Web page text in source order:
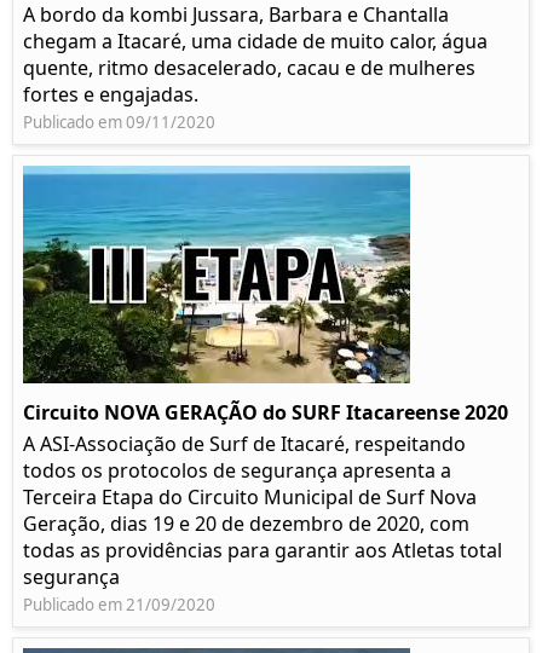
A bordo da kombi Jussara, Barbara e Chantalla
chegam a Itacaré, uma cidade de muito calor, água
quente, ritmo desacelerado, cacau e de mulheres
fortes e engajadas.
Publicado em 09/11/2020
Circuito NOVA GERAÇÃO do SURF Itacareense 2020
A ASI-Associação de Surf de Itacaré, respeitando
todos os protocolos de segurança apresenta a
Terceira Etapa do Circuito Municipal de Surf Nova
Geração, dias 19 e 20 de dezembro de 2020, com
todas as providências para garantir aos Atletas total
segurança
Publicado em 21/09/2020